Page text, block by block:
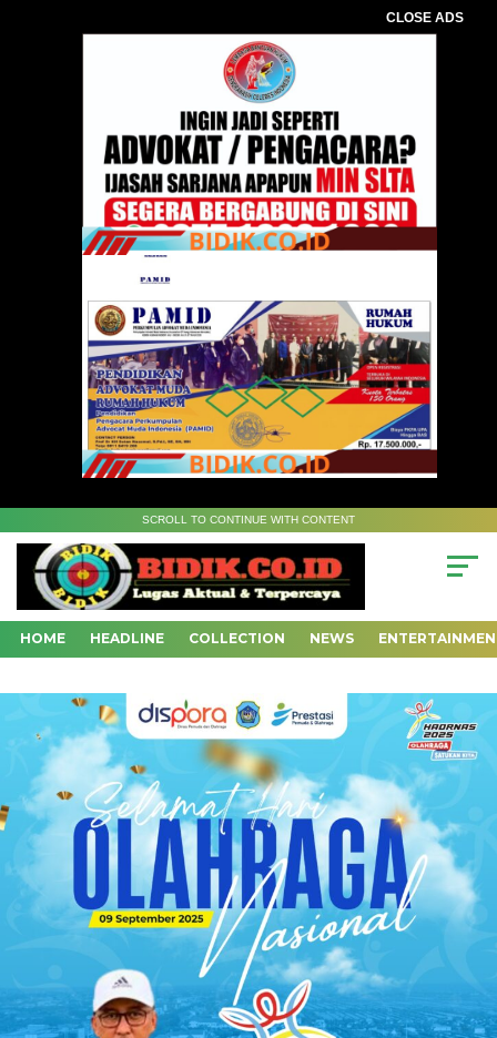
CLOSE ADS
SCROLL TO CONTINUE WITH CONTENT
HOME HEADLINE COLLECTION NEWS